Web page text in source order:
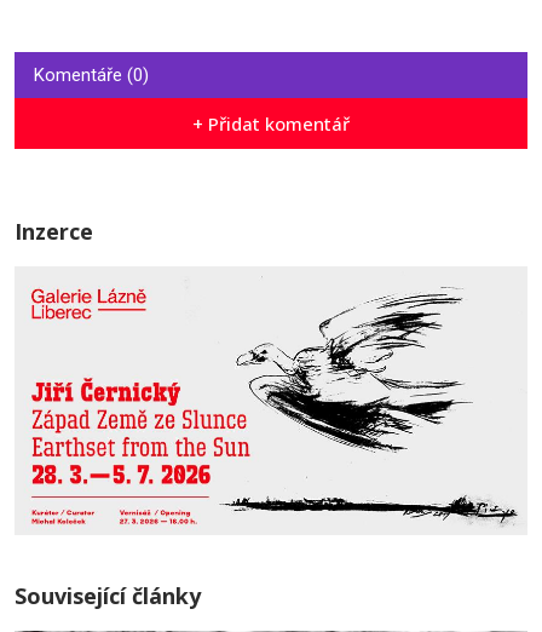
Komentáře (0)
+ Přidat komentář
Inzerce
Související články